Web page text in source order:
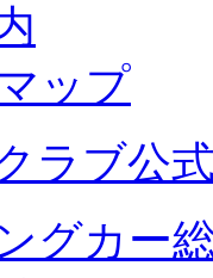
ップ
ラブ公
グカー